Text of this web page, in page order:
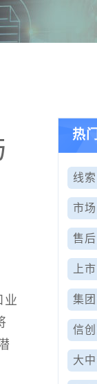
业
热
线
市
售
上
集
信
大